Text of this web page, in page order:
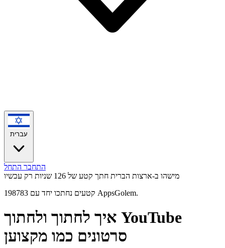
עברית
התחבר התחל
מישהו ב-ארצות הברית חתך קטע של 126 שניות
רק עכשיו
198783 קטעים נחתכו יחד עם AppsGolem.
איך לחתוך ולחתוך YouTube
סרטונים כמו מקצוען